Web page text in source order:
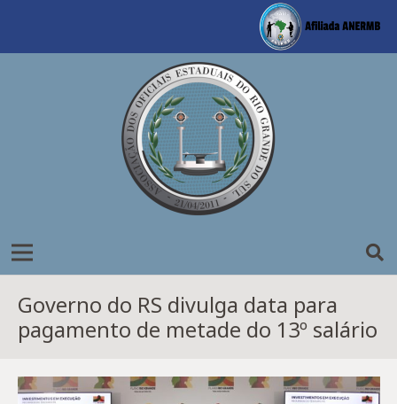
Governo do RS divulga data para
pagamento de metade do 13º salário